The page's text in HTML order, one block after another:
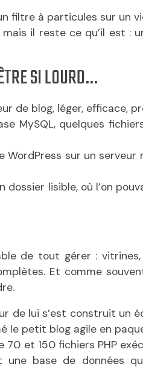
filtre à particules sur un
il reste ce qu’il est :
SI LOURD…
de blog, léger, efficace,
MySQL, quelques
WordPress sur un
lisible, où l’on
de tout gérer :
Et comme
de lui s’est construit un
le petit blog agile en
70 et 150 fichiers PHP
une base de données